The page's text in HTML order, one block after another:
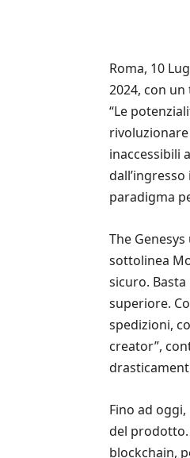
Roma, 10
2024, con
“Le
inaccessibili
paradigma
The
sottolinea
sicuro.
superiore.
spedizioni,
creator”,
Fino ad
del prodotto.
blockchain,